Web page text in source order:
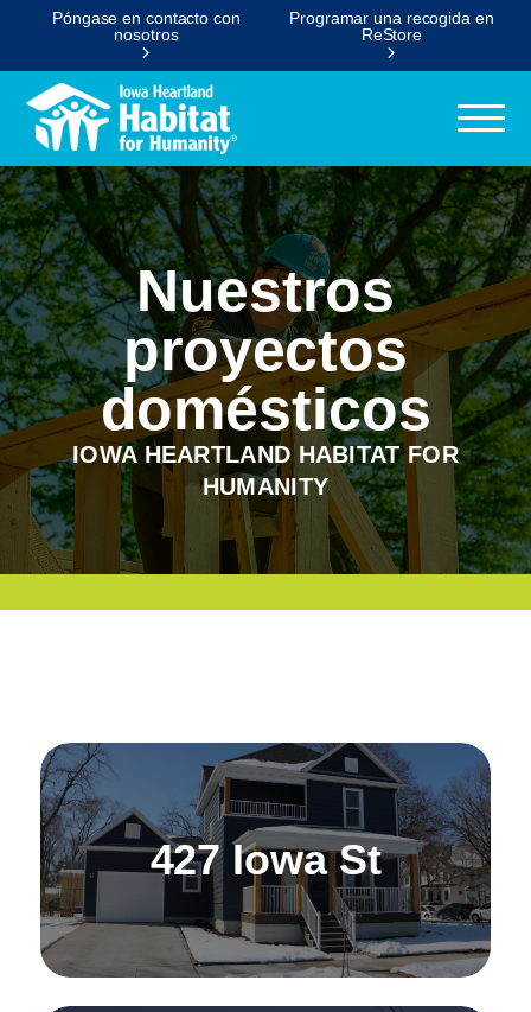
Póngase en contacto con
nosotros
Programar una recogida en
ReStore
Nuestros
proyectos
domésticos
IOWA HEARTLAND HABITAT FOR
HUMANITY
427 Iowa St